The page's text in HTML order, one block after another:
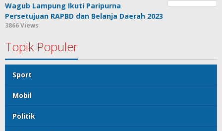
Wagub Lampung Ikuti Paripurna
Persetujuan RAPBD dan Belanja Daerah 2023
3866 Views
Topik Populer
Sport
Mobil
Politik